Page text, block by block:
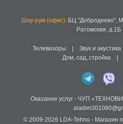
Шоу-рум (офис):БЦ "Добродеево",
Ратомская, д.1Б
Телевизоры Звук и акустика
Дом, сад, стройка
Оказание услуг - ЧУП
© 2009-2026 LDA-Tehno - Магазин